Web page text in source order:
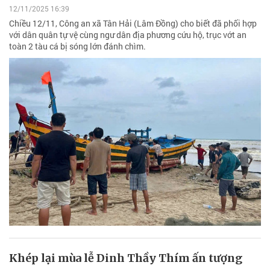
12/11/2025 16:39
Chiều 12/11, Công an xã Tân Hải (Lâm Đồng) cho biết đã phối hợp
với dân quân tự vệ cùng ngư dân địa phương cứu hộ, trục vớt an
toàn 2 tàu cá bị sóng lớn đánh chìm.
Khép lại mùa lễ Dinh Thầy Thím ấn tượng